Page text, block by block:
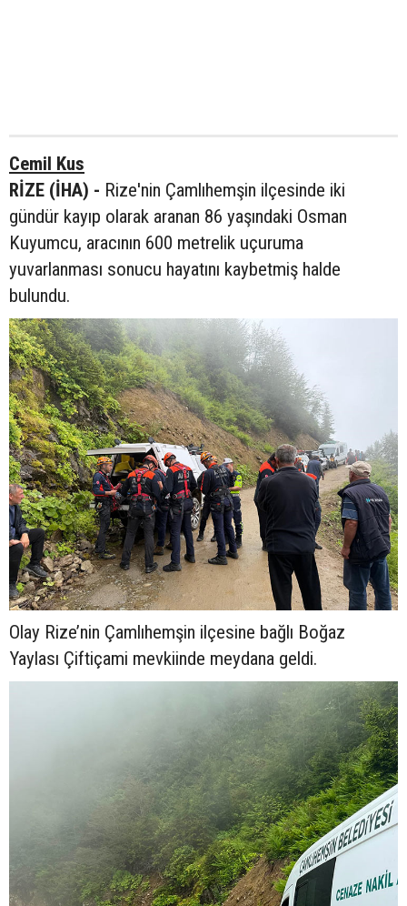
Cemil Kus
RİZE (İHA) - Rize'nin Çamlıhemşin ilçesinde iki
gündür kayıp olarak aranan 86 yaşındaki Osman
Kuyumcu, aracının 600 metrelik uçuruma
yuvarlanması sonucu hayatını kaybetmiş halde
bulundu.
Olay Rize’nin Çamlıhemşin ilçesine bağlı Boğaz
Yaylası Çiftiçami mevkiinde meydana geldi.